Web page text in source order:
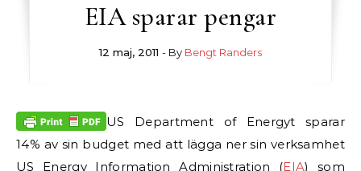
EIA sparar pengar
12 maj, 2011 - By Bengt Randers
US Department of Energyt sparar
14% av sin budget med att lägga ner sin verksamhet
US Energy Information Administration (EIA) som